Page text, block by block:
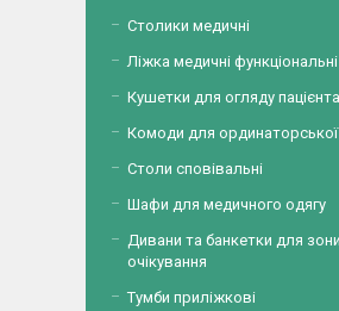
Столики медичні
Ліжка медичні функціональні
Кушетки для огляду пацієнта
Комоди для ординаторської
Столи сповівальні
Шафи для медичного одягу
Дивани та банкетки для зони
очікування
Тумби приліжкові